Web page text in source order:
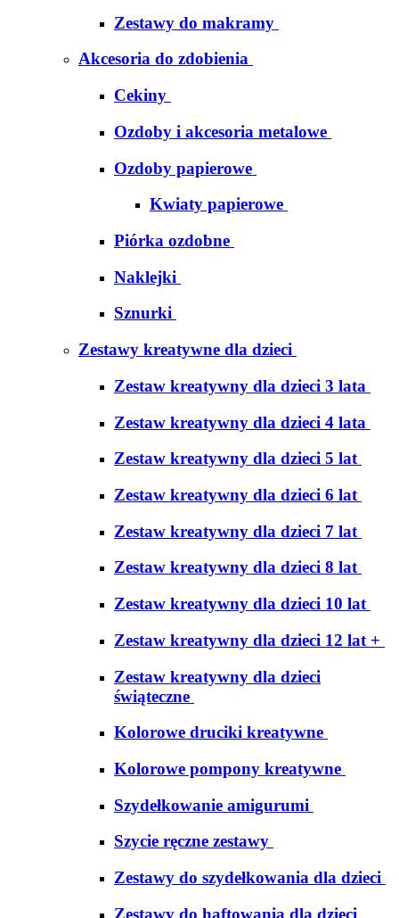
Zestawy do makramy
Akcesoria do zdobienia
Cekiny
Ozdoby i akcesoria metalowe
Ozdoby papierowe
Kwiaty papierowe
Piórka ozdobne
Naklejki
Sznurki
Zestawy kreatywne dla dzieci
Zestaw kreatywny dla dzieci 3 lata
Zestaw kreatywny dla dzieci 4 lata
Zestaw kreatywny dla dzieci 5 lat
Zestaw kreatywny dla dzieci 6 lat
Zestaw kreatywny dla dzieci 7 lat
Zestaw kreatywny dla dzieci 8 lat
Zestaw kreatywny dla dzieci 10 lat
Zestaw kreatywny dla dzieci 12 lat +
Zestaw kreatywny dla dzieci
świąteczne
Kolorowe druciki kreatywne
Kolorowe pompony kreatywne
Szydełkowanie amigurumi
Szycie ręczne zestawy
Zestawy do szydełkowania dla dzieci
Zestawy do haftowania dla dzieci